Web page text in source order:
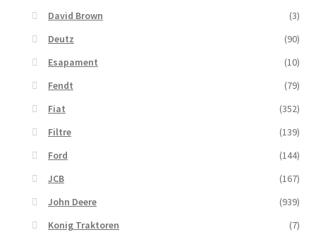
David Brown
(3)
Deutz
(90)
Esapament
(10)
Fendt
(79)
Fiat
(352)
Filtre
(139)
Ford
(144)
JCB
(167)
John Deere
(939)
Konig Traktoren
(7)